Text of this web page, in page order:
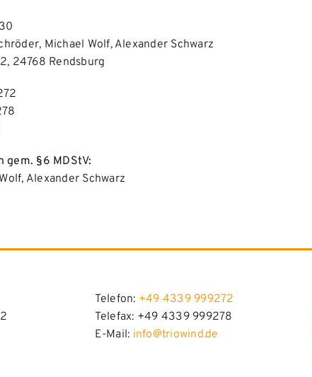
Michael Wolf, Alexander Schwarz
24768 Rendsburg
§6 MDStV:
Alexander Schwarz
Telefon: +49 4339 999272
Telefax: +49 4339 999278
E-Mail: info@triowind.de